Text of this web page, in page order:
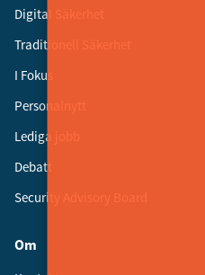
Digital Säkerhet
Traditionell Säkerhet
I Fokus
Personalnytt
Lediga jobb
Debatt
Security Advisory Board
Om